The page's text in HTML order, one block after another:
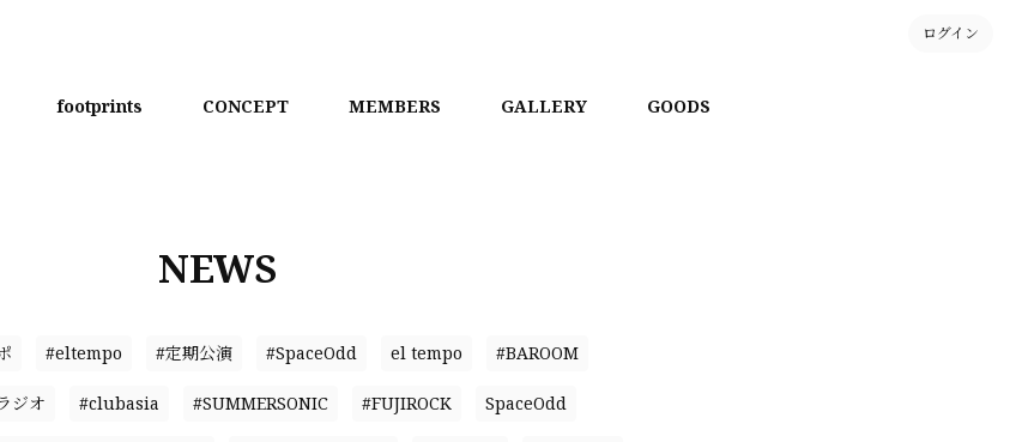
ログイン
footprints CONCEPT MEMBERS GALLERY GOODS
NEWS
#eltempo #定期公演 #SpaceOdd el tempo #BAROOM
ジオ #clubasia #SUMMERSONIC #FUJIROCK SpaceOdd